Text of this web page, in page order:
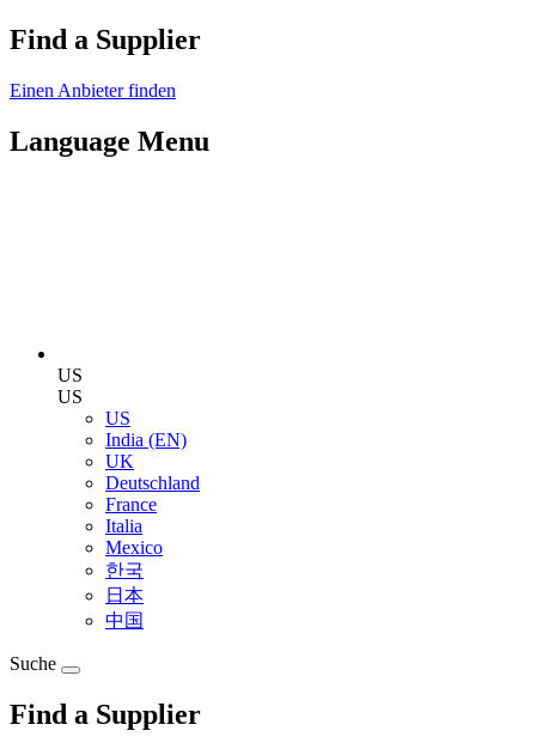
Find a Supplier
Einen Anbieter finden
Language Menu
US
US
US
India (EN)
UK
Deutschland
France
Italia
Mexico
한국
日本
中国
Suche
Find a Supplier